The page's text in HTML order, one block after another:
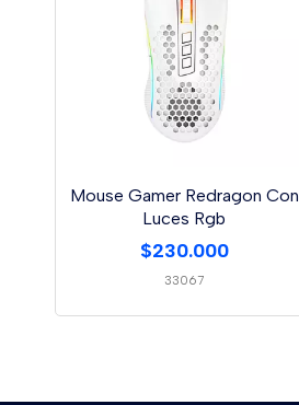
Mouse Gamer Redragon Con
Luces Rgb
$230.000
33067